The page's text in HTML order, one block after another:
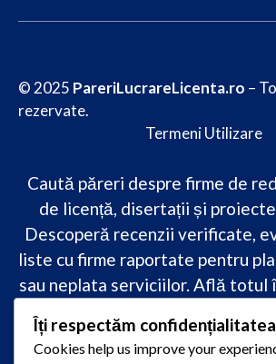
© 2025 PareriLucrareLicenta.ro –
rezervate.
Termeni Utilizare
Caută păreri despre firme de
de licență, disertații și proiecte
Descoperă recenzii verificate,
liste cu firme raportate pentru
sau neplata serviciilor. Află totul
academicădoar pe
Îți respectăm confidențialitatea
Cookies help us improve your